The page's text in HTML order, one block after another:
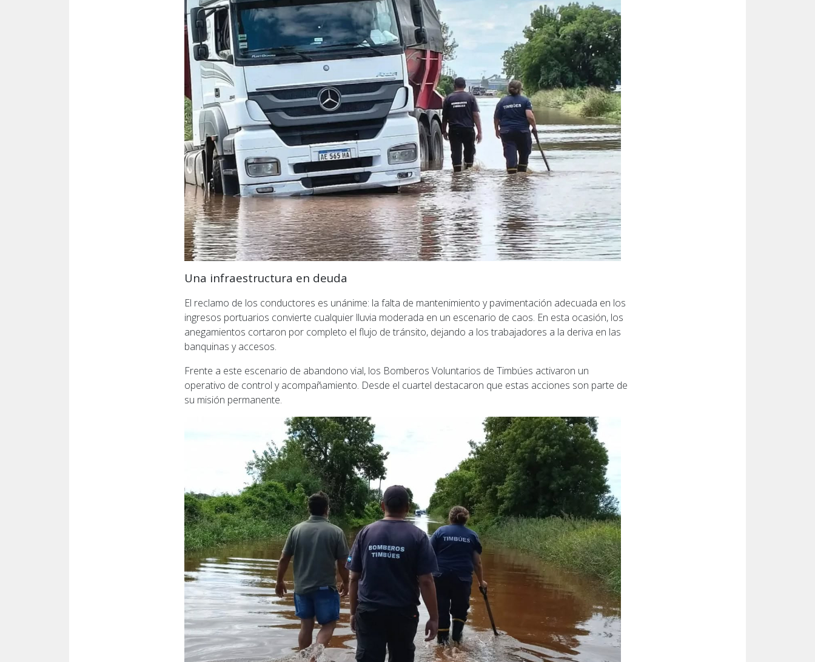
Una infraestructura en deuda
El reclamo de los conductores es unánime: la falta de mantenimiento y pavimentación adecuada en los
ingresos portuarios convierte cualquier lluvia moderada en un escenario de caos. En esta ocasión, los
anegamientos cortaron por completo el flujo de tránsito, dejando a los trabajadores a la deriva en las
banquinas y accesos.
Frente a este escenario de abandono vial, los Bomberos Voluntarios de Timbúes activaron un
operativo de control y acompañamiento. Desde el cuartel destacaron que estas acciones son parte de
su misión permanente.